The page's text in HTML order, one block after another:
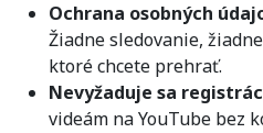
Ochrana osobných
Žiadne sledovanie,
ktoré chcete prehrať.
Nevyžaduje sa
videám na YouTube bez